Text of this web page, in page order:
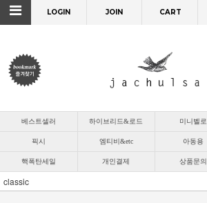
LOGIN JOIN CART
베스트셀러 하이브리드&로드 미니벨로
픽시 엠티비&etc 아동용
핵폭탄세일 개인결제 상품문의
classic